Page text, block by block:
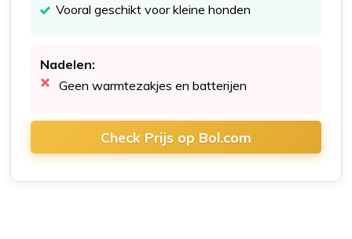
Vooral geschikt voor kleine honden
Nadelen:
Geen warmtezakjes en batterijen
Check Prijs op Bol.com